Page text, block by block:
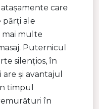
care
părți ale
mai multe
Puternicul
silențios, în
are și avantajul
timpul
în